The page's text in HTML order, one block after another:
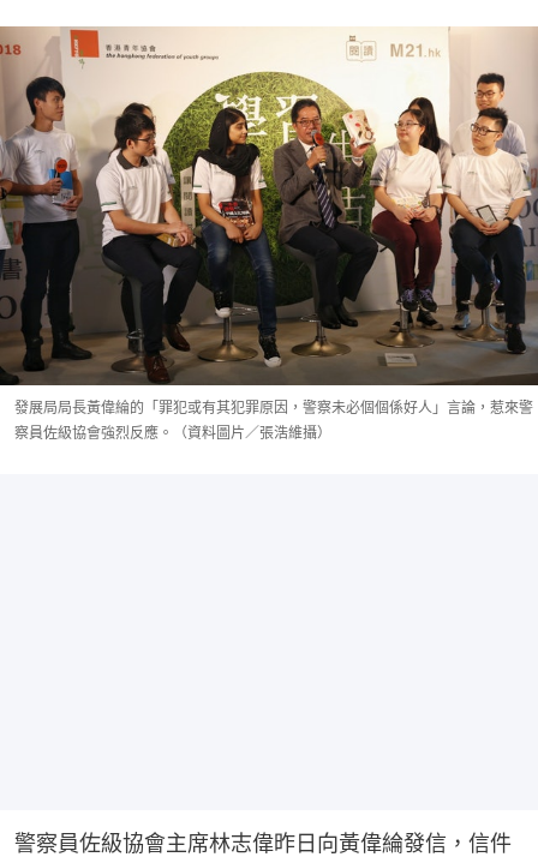
發展局局長黃偉綸的「罪犯或有其犯罪原因，警察未必個個係好人」言論，惹來警
察員佐級協會強烈反應。（資料圖片／張浩維攝）
警察員佐級協會主席林志偉昨日向黃偉綸發信，信件